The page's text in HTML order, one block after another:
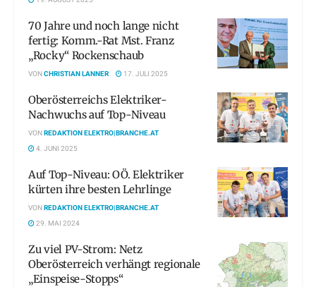
70 Jahre und noch lange nicht
fertig: Komm.-Rat Mst. Franz
„Rocky“ Rockenschaub
VONCHRISTIAN LANNER 17. JULI 2025
Oberösterreichs Elektriker-
Nachwuchs auf Top-Niveau
VONREDAKTION ELEKTRO|BRANCHE.AT
4. JUNI 2025
Auf Top-Niveau: OÖ. Elektriker
kürten ihre besten Lehrlinge
VONREDAKTION ELEKTRO|BRANCHE.AT
29. MAI 2024
Zu viel PV-Strom: Netz
Oberösterreich verhängt regionale
„Einspeise-Stopps“